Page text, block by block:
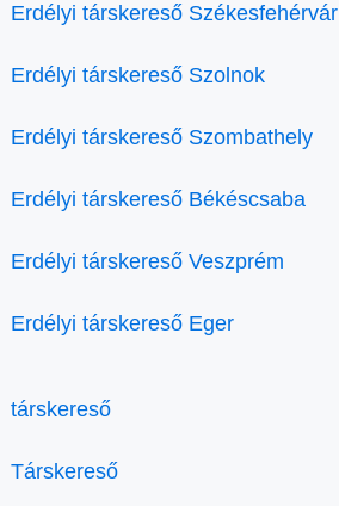
Erdélyi társkereső Székesfehérvár
Erdélyi társkereső Szolnok
Erdélyi társkereső Szombathely
Erdélyi társkereső Békéscsaba
Erdélyi társkereső Veszprém
Erdélyi társkereső Eger
társkereső
Társkereső